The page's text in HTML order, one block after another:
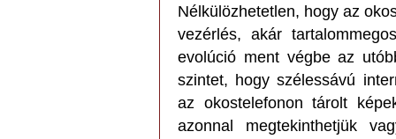
Nélkülözhetetlen, hogy az
vezérlés, akár
evolúció ment végbe az
szintet, hogy szélessávú
az okostelefonon tárolt
azonnal megtekinthetjük